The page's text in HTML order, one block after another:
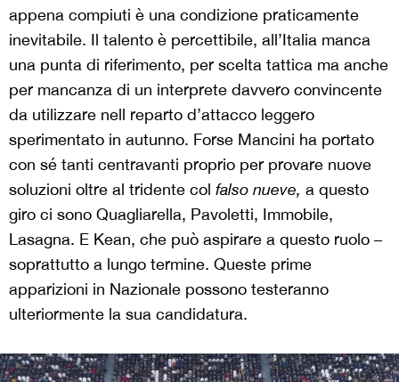
appena compiuti è una condizione praticamente
inevitabile. Il talento è percettibile, all’Italia manca
una punta di riferimento, per scelta tattica ma anche
per mancanza di un interprete davvero convincente
da utilizzare nell reparto d’attacco leggero
sperimentato in autunno. Forse Mancini ha portato
con sé tanti centravanti proprio per provare nuove
soluzioni oltre al tridente col falso nueve, a questo
giro ci sono Quagliarella, Pavoletti, Immobile,
Lasagna. E Kean, che può aspirare a questo ruolo –
soprattutto a lungo termine. Queste prime
apparizioni in Nazionale possono testeranno
ulteriormente la sua candidatura.